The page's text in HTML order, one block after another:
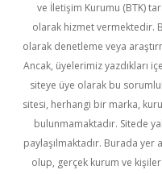
ve İletişim Kurumu (BTK)
olarak hizmet vermektedir.
olarak denetleme veya
Ancak, üyelerimiz yazdıkları
siteye üye olarak bu
sitesi, herhangi bir marka,
bulunmamaktadır. Sitede
paylaşılmaktadır. Burada
olup, gerçek kurum ve kişiler